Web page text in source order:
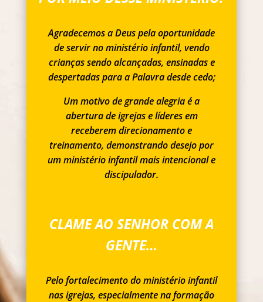
Agradecemos a Deus pela oportunidade
de servir no ministério infantil, vendo
crianças sendo alcançadas, ensinadas e
despertadas para a Palavra desde cedo;
Um motivo de grande alegria é a
abertura de igrejas e líderes em
receberem direcionamento e
treinamento, demonstrando desejo por
um ministério infantil mais intencional e
discipulador.
CLAME AO SENHOR COM A
GENTE…
Pelo fortalecimento do ministério infantil
nas igrejas, especialmente na formação